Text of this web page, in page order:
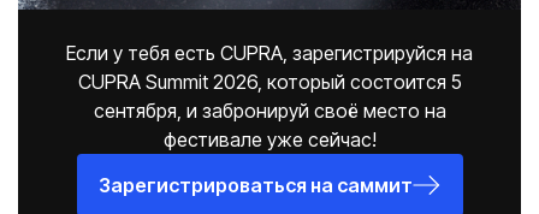
Если у тебя есть CUPRA, зарегистрируйся на
CUPRA Summit 2026, который состоится 5
сентября, и забронируй своё место на
фестивале уже сейчас!
Зарегистрироваться на саммит